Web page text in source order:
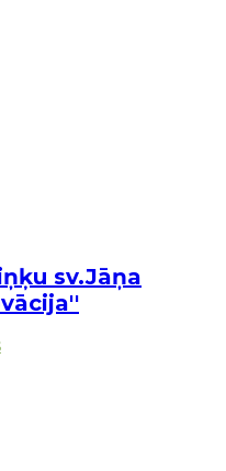
sv.Jāņa